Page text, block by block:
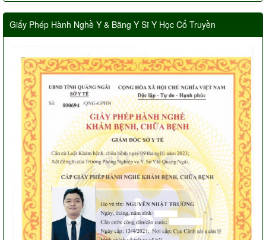
Giấy Phép Hành Nghề Y & Bằng Y Sĩ Y Học Cổ Truyền